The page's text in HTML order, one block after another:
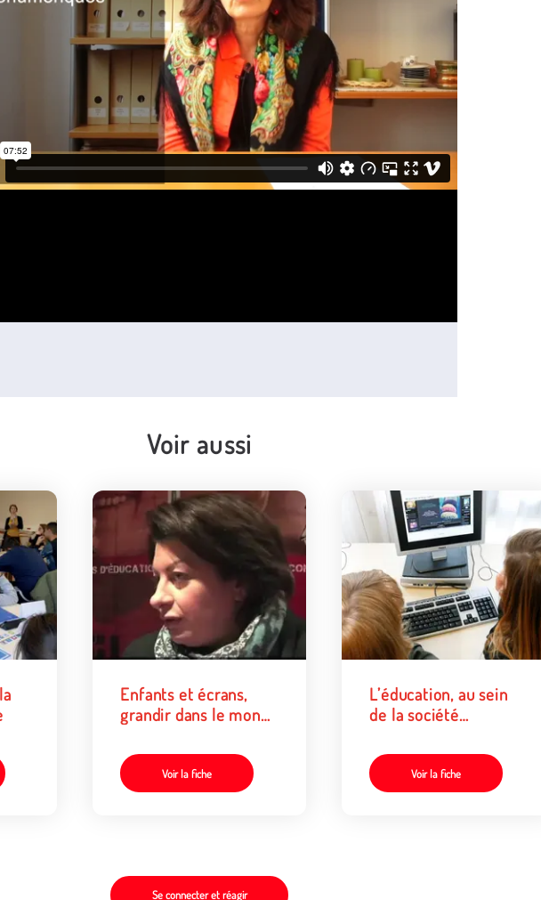
Voir aussi
Enfants et écrans,
grandir dans le monde
Voir la fiche
L’éducation, au sein
de la société
Voir la fiche
Se connecter et réagir